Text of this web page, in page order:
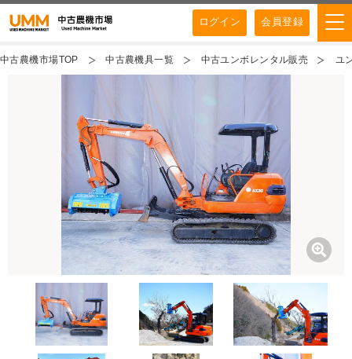
ログイン 会員登録
中古農機市場TOP 中古農機具一覧 中古ユンボレンタル販売 ユ